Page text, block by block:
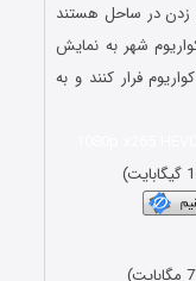
زدن در ساحل هستند
شهر به نمایش
فرار کنند و به